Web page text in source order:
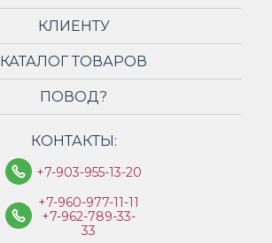
КЛИЕНТУ
КАТАЛОГ ТОВАРОВ
ПОВОД?
КОНТАКТЫ:
+7-903-955-13-20
+7-960-977-11-11
+7-962-789-33-
33